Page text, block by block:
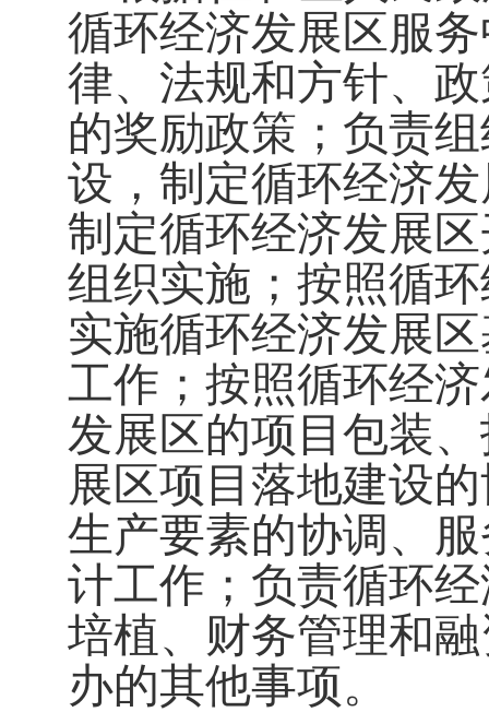
循环经济发展区服
律、法规和方针、
的奖励政策；负责
设，制定循环经济
制定循环经济发展
组织实施；按照循
实施循环经济发展
工作；按照循环经
发展区的项目包装
展区项目落地建设
生产要素的协调、
计工作；负责循环
培植、财务管理和
办的其他事项。